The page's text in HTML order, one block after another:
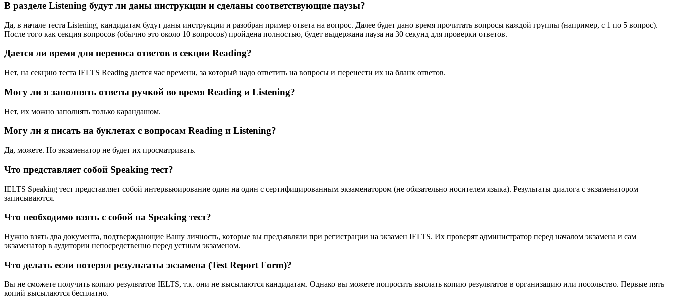
В разделе Listening будут ли даны инструкции и сделаны соответствующие паузы?
Да, в начале теста Listening, кандидатам будут даны инструкции и разобран пример ответа на вопрос. Далее будет дано время прочитать вопросы каждой группы (например, с 1 по 5 вопрос).
После того как секция вопросов (обычно это около 10 вопросов) пройдена полностью, будет выдержана пауза на 30 секунд для проверки ответов.
Дается ли время для переноса ответов в секции Reading?
Нет, на секцию теста IELTS Reading дается час времени, за который надо ответить на вопросы и перенести их на бланк ответов.
Могу ли я заполнять ответы ручкой во время Reading и Listening?
Нет, их можно заполнять только карандашом.
Могу ли я писать на буклетах с вопросам Reading и Listening?
Да, можете. Но экзаменатор не будет их просматривать.
Что представляет собой Speaking тест?
IELTS Speaking тест представляет собой интервьюирование один на один с сертифицированным экзаменатором (не обязательно носителем языка). Результаты диалога с экзаменатором
записываются.
Что необходимо взять с собой на Speaking тест?
Нужно взять два документа, подтверждающие Вашу личность, которые вы предъявляли при регистрации на экзамен IELTS. Их проверят администратор перед началом экзамена и сам
экзаменатор в аудитории непосредственно перед устным экзаменом.
Что делать если потерял результаты экзамена (Test Report Form)?
Вы не сможете получить копию результатов IELTS, т.к. они не высылаются кандидатам. Однако вы можете попросить выслать копию результатов в организацию или посольство. Первые пять
копий высылаются бесплатно.